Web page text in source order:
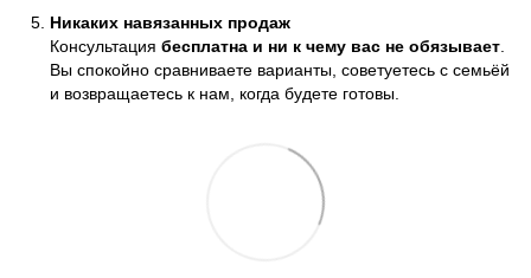
Никаких навязанных продаж
Консультация бесплатна и ни к чему вас не обязывает
Вы спокойно сравниваете варианты, советуетесь с семьёй
и возвращаетесь к нам, когда будете готовы.